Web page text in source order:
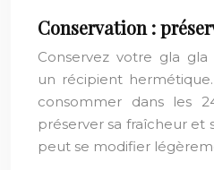
Conservation :
Conservez votre gla
un récipient
consommer dans les
préserver sa fraîcheur et
peut se modifier